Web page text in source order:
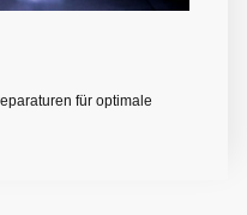
für optimale